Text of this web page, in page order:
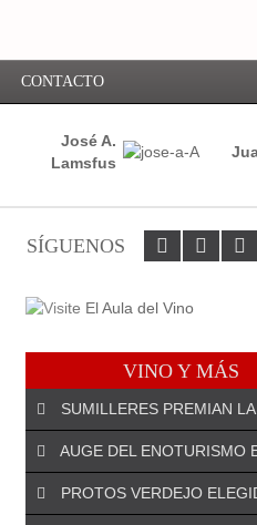
CONTACTO
José A.
Lamsfus
SÍGUENOS
VINO Y MÁS
SUMILLERES PREMIAN LA
AUGE DEL ENOTURISMO
PROTOS VERDEJO